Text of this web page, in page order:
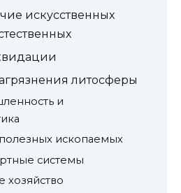
искусственных
литосферы
и
ископаемых
системы
хозяйство